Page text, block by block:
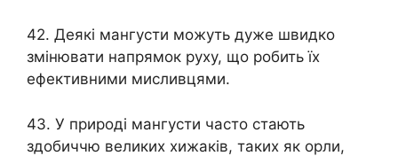
42. Деякі мангусти можуть дуже швидко
змінювати напрямок руху, що робить їх
ефективними мисливцями.
43. У природі мангусти часто стають
здобиччю великих хижаків, таких як орли,